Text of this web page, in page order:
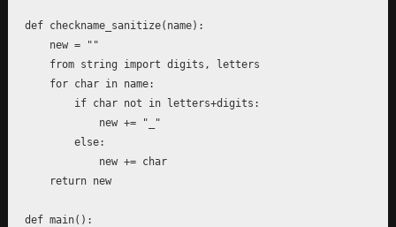
def checkname_sanitize(name):
    new = ""
    from string import digits, letters
    for char in name:
        if char not in letters+digits:
        else:
    return new
def main():